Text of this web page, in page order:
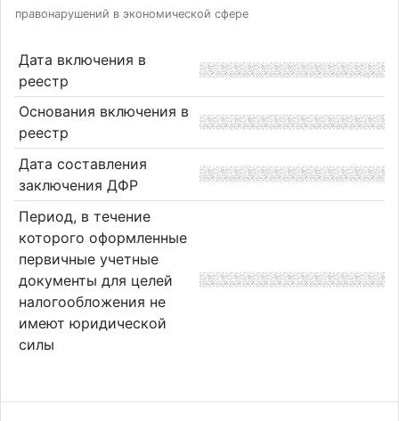
правонарушений в экономической сфере
Дата включения в
реестр
Основания включения в
реестр
Дата составления
заключения ДФР
Период, в течение
которого оформленные
первичные учетные
документы для целей
налогообложения не
имеют юридической
силы